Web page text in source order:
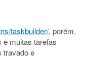
taskbuilder/, porém,
e muitas tarefas
travado e